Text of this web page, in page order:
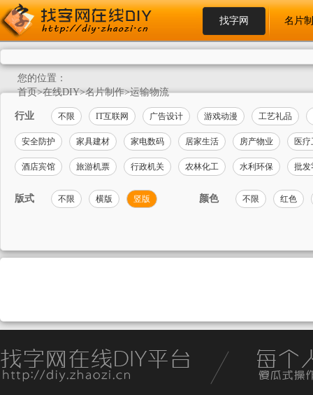
找字网 名片
您的位置：
首页>在线DIY>名片制作>运输物流
行业 不限 IT互联网 广告设计 游戏动漫 工艺礼品
安全防护 家具建材 家电数码 居家生活 房产物业 医
酒店宾馆 旅游机票 行政机关 农林化工 水利环保 批发
版式 不限 横版 竖版 颜色 不限 红色